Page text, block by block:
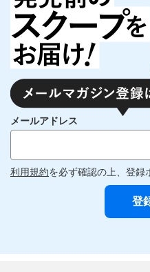
メールアドレス
利用規約を必ず確認の上、登録